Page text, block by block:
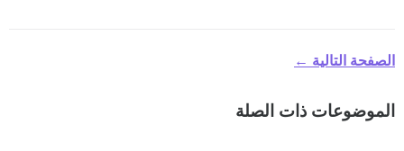
الصفحة التالية ←
الموضوعات ذات الصلة